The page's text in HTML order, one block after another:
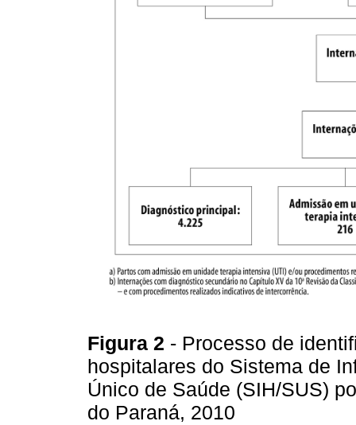
Figura 2 - Processo de
hospitalares do Sistema de
Único de Saúde (SIH/SUS)
do Paraná, 2010